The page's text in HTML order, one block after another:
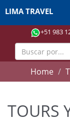
+51 983
LIMA TRAVEL
Home
TOURS